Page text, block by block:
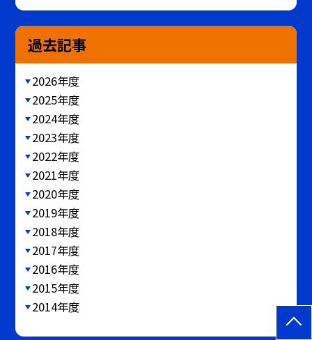
過去記事
2026年度
2025年度
2024年度
2023年度
2022年度
2021年度
2020年度
2019年度
2018年度
2017年度
2016年度
2015年度
2014年度